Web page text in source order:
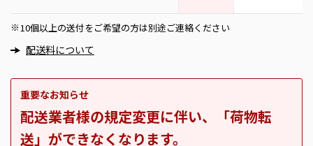
※ 10個以上の送付をご希望の方は別途ご連絡ください
配送料について
重要なお知らせ
配送業者様の規定変更に伴い、「荷物転
送」ができなくなります。